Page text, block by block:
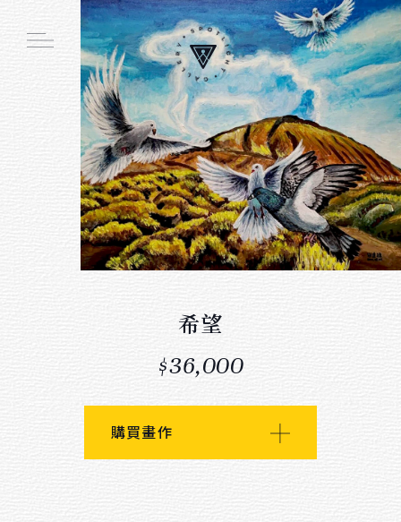
Main function
線上畫廊
周邊商品
創作者介紹
展覽活動
希望
$36,000
購買畫作